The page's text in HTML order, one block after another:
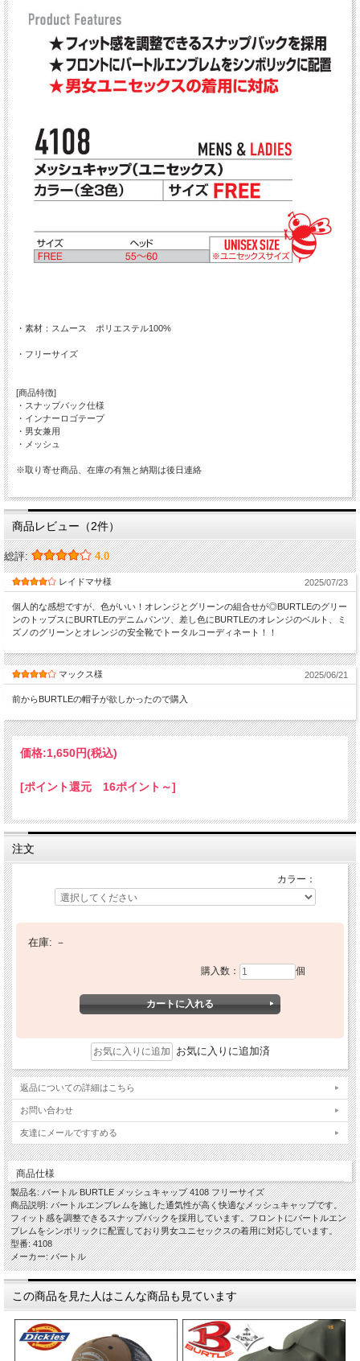
・素材：スムース ポリエステル100%
・フリーサイズ
[商品特徴]
・スナップバック仕様
・インナーロゴテープ
・男女兼用
・メッシュ
※取り寄せ商品、在庫の有無と納期は後日連絡
商品レビュー（2件）
総評: 4.0
レイドマサ様 2025/07/23
個人的な感想ですが、色がいい！オレンジとグリーンの組合せが◎BURTLEのグリー
ンのトップスにBURTLEのデニムパンツ、差し色にBURTLEのオレンジのベルト、ミ
ズノのグリーンとオレンジの安全靴でトータルコーディネート！！
マックス様 2025/06/21
前からBURTLEの帽子が欲しかったので購入
価格:1,650円(税込)
[ポイント還元 16ポイント～]
注文
カラー：
在庫: －
購入数： 個
お気に入りに追加済
返品についての詳細はこちら
お問い合わせ
友達にメールですすめる
商品仕様
製品名: バートル BURTLE メッシュキャップ 4108 フリーサイズ
商品説明: バートルエンブレムを施した通気性が高く快適なメッシュキャップです。
フィット感を調整できるスナップバックを採用しています。フロントにバートルエン
ブレムをシンボリックに配置しており男女ユニセックスの着用に対応しています。
型番: 4108
メーカー: バートル
この商品を見た人はこんな商品も見ています